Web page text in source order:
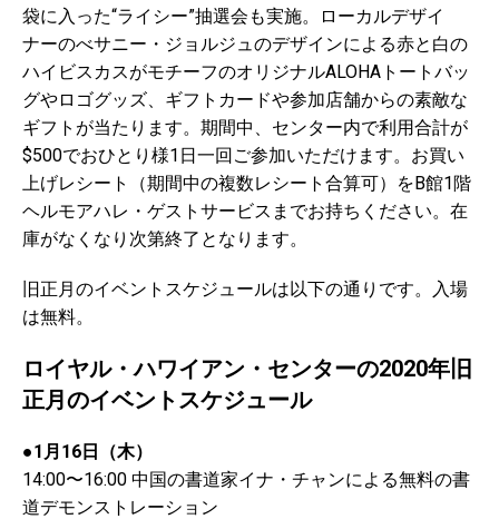
袋に入った“ライシー”抽選会も実施。ローカルデザイ
ナーのべサニー・ジョルジュのデザインによる赤と白の
ハイビスカスがモチーフのオリジナルALOHAトートバッ
グやロゴグッズ、ギフトカードや参加店舗からの素敵な
ギフトが当たります。期間中、センター内で利用合計が
$500でおひとり様1日一回ご参加いただけます。お買い
上げレシート（期間中の複数レシート合算可）をB館1階
ヘルモアハレ・ゲストサービスまでお持ちください。在
庫がなくなり次第終了となります。
旧正月のイベントスケジュールは以下の通りです。入場
は無料。
ロイヤル・ハワイアン・センターの2020年旧
正月のイベントスケジュール
●1月16日（木）
14:00〜16:00 中国の書道家イナ・チャンによる無料の書
道デモンストレーション